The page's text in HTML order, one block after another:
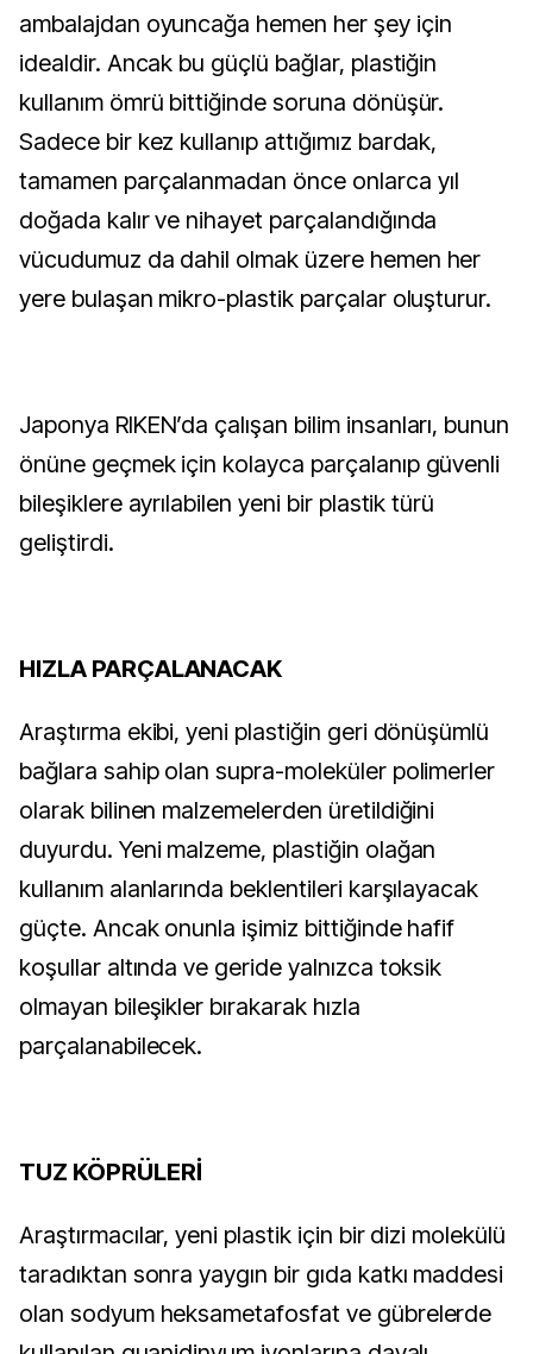
ambalajdan oyuncağa hemen her şey için
idealdir. Ancak bu güçlü bağlar, plastiğin
kullanım ömrü bittiğinde soruna dönüşür.
Sadece bir kez kullanıp attığımız bardak,
tamamen parçalanmadan önce onlarca yıl
doğada kalır ve nihayet parçalandığında
vücudumuz da dahil olmak üzere hemen her
yere bulaşan mikro-plastik parçalar oluşturur.
Japonya RIKEN’da çalışan bilim insanları, bunun
önüne geçmek için kolayca parçalanıp güvenli
bileşiklere ayrılabilen yeni bir plastik türü
geliştirdi.
HIZLA PARÇALANACAK
Araştırma ekibi, yeni plastiğin geri dönüşümlü
bağlara sahip olan supra-moleküler polimerler
olarak bilinen malzemelerden üretildiğini
duyurdu. Yeni malzeme, plastiğin olağan
kullanım alanlarında beklentileri karşılayacak
güçte. Ancak onunla işimiz bittiğinde hafif
koşullar altında ve geride yalnızca toksik
olmayan bileşikler bırakarak hızla
parçalanabilecek.
TUZ KÖPRÜLERİ
Araştırmacılar, yeni plastik için bir dizi molekülü
taradıktan sonra yaygın bir gıda katkı maddesi
olan sodyum heksametafosfat ve gübrelerde